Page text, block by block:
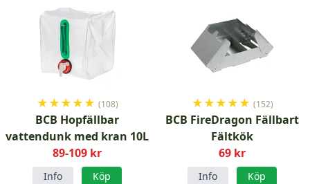
★★★★★ (108)
BCB Hopfällbar
vattendunk med kran 10L
89-109 kr
Info Köp
★★★★★ (152)
BCB FireDragon Fällbart
Fältkök
69 kr
Info Köp